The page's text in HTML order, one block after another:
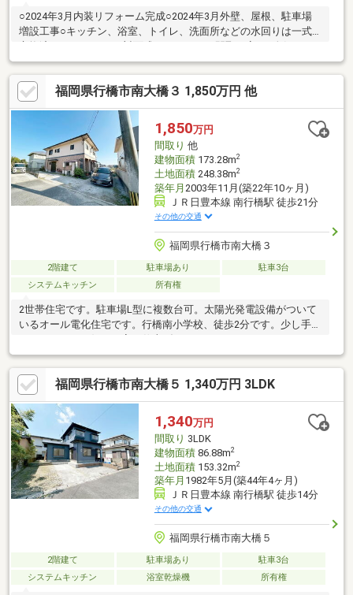
○2024年3月内装リフォーム完成○2024年3月外壁、屋根、駐車場
増設工事○キッチン、浴室、トイレ、洗面所などの水回りは一式
屋戸建です☆階段の上り下りがないので、小さいお子様やシニア
世代にも安心してお過ごしいただけます☆老後を快適に過ごせる
終の棲家にいかがでしょうか○キッチン家事が楽になると人気の
「横並びダイニング」のレイアウトが可能な間取りです○お天気
のいい日にはまったりくつろげる広縁あります
福岡県行橋市南大橋３ 1,850万円 他
1,850万円
間取り 他
建物面積173.28m2
土地面積248.38m2
築年月 2003年11月(築22年10ヶ月)
ＪＲ日豊本線 南行橋駅 徒歩21分
その他の交通
福岡県行橋市南大橋３
2階建て 駐車場あり
駐車3台
システムキッチン
所有権
2世帯住宅です。駐車場L型に複数台可。太陽光発電設備がついて
いるオール電化住宅です。行橋南小学校、徒歩2分です。少し手直
しをしてあなた好みの家に仕上げてみませんか。
福岡県行橋市南大橋５ 1,340万円 3LDK
1,340万円
間取り 3LDK
建物面積86.88m2
土地面積153.32m2
築年月 1982年5月(築44年4ヶ月)
ＪＲ日豊本線 南行橋駅 徒歩14分
その他の交通
福岡県行橋市南大橋５
2階建て 駐車場あり
駐車3台
システムキッチン
浴室乾燥機 所有権